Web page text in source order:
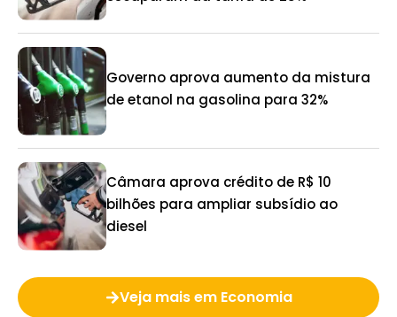
Governo aprova aumento da mistura
de etanol na gasolina para 32%
Câmara aprova crédito de R$ 10
bilhões para ampliar subsídio ao
diesel
Veja mais em Economia